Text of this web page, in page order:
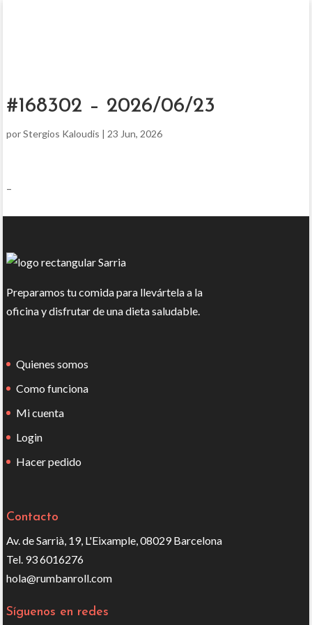
#168302 – 2026/06/23
porStergios Kaloudis | 23 Jun, 2026
–
Preparamos tu comida para llevártela a la
oficina y disfrutar de una dieta saludable.
Quienes somos
Como funciona
Mi cuenta
Login
Hacer pedido
Contacto
Av. de Sarrià, 19, L'Eixample, 08029 Barcelona
Tel. 93 6016276
hola@rumbanroll.com
Síguenos en redes